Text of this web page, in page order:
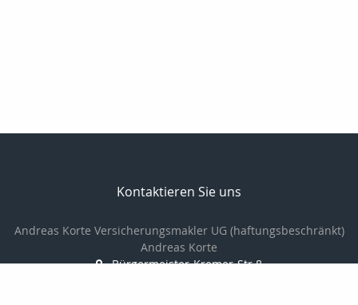
Kontaktieren Sie uns
Andreas Korte Versicherungsmakler UG (haftungsbeschränkt)
Andreas Korte
Bürgermeister-Kremer-Str.8